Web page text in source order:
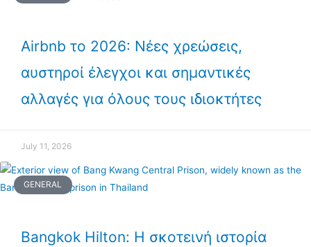
Airbnb το 2026: Νέες χρεώσεις,
αυστηροί έλεγχοι και σημαντικές
αλλαγές για όλους τους ιδιοκτήτες
July 11, 2026
GENERAL
Bangkok Hilton: Η σκοτεινή ιστορία